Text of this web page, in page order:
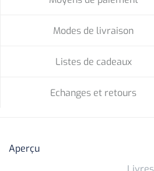
Modes de livraison
Listes de cadeaux
Echanges et retours
Aperçu